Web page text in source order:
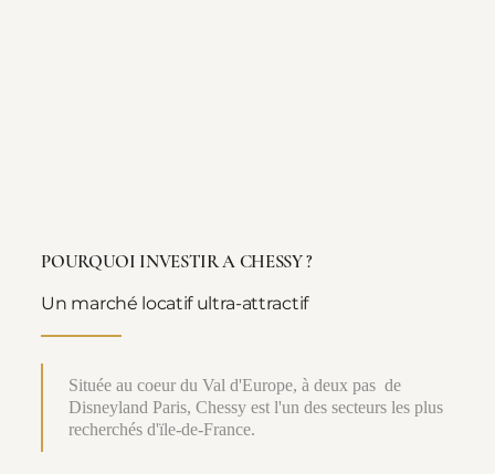
POURQUOI INVESTIR A CHESSY ?
Un marché locatif ultra-attractif
Située au coeur du Val d'Europe, à deux pas de
Disneyland Paris, Chessy est l'un des secteurs les plus
recherchés d'ïle-de-France.